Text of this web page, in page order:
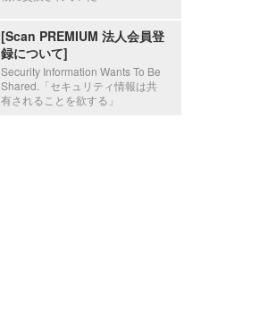
[Scan PREMIUM 法人会員登
録について]
Security Information Wants To Be
Shared.「セキュリティ情報は共
有されることを欲する」